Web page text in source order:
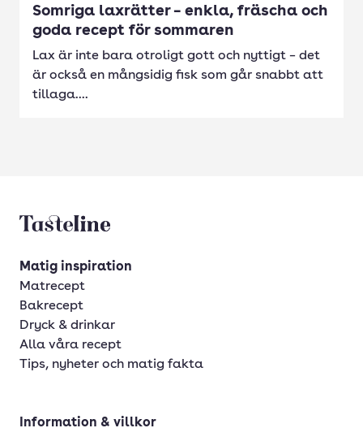
Somriga laxrätter – enkla, fräscha och
goda recept för sommaren
Lax är inte bara otroligt gott och nyttigt – det
är också en mångsidig fisk som går snabbt att
tillaga....
Tasteline startsida
Matig inspiration
Matrecept
Bakrecept
Dryck & drinkar
Alla våra recept
Tips, nyheter och matig fakta
Information & villkor